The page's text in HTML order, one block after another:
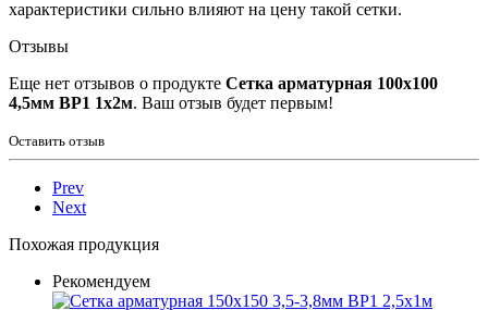
характеристики сильно влияют на цену такой сетки.
Отзывы
Еще нет отзывов о продукте Сетка арматурная 100х100
4,5мм ВР1 1х2м. Ваш отзыв будет первым!
Оставить отзыв
Prev
Next
Похожая продукция
Рекомендуем